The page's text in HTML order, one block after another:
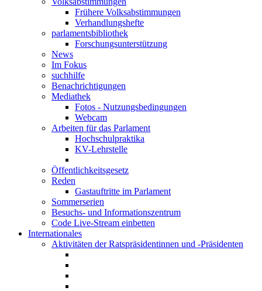
Frühere Volksabstimmungen
Verhandlungshefte
parlamentsbibliothek
Forschungsunterstützung
News
Im Fokus
suchhilfe
Benachrichtigungen
Mediathek
Fotos - Nutzungsbedingungen
Webcam
Arbeiten für das Parlament
Hochschulpraktika
KV-Lehrstelle
Öffentlichkeitsgesetz
Reden
Gastauftritte im Parlament
Sommerserien
Besuchs- und Informationszentrum
Code Live-Stream einbetten
Internationales
Aktivitäten der Ratspräsidentinnen und -Präsidenten